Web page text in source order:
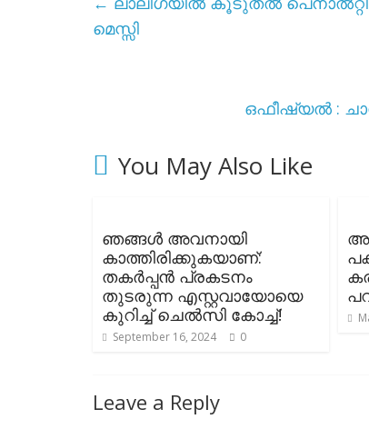
മെസ്സി
ഒഫീഷ്യൽ :
You May Also Like
ഞങ്ങൾ അവനായി
കാത്തിരിക്കുകയാണ്:
തകർപ്പൻ പ്രകടനം
തുടരുന്ന എസ്റ്റവായോയെ
കുറിച്ച് ചെൽസി കോച്ച്!
September 16, 2024 0
Leave a Reply